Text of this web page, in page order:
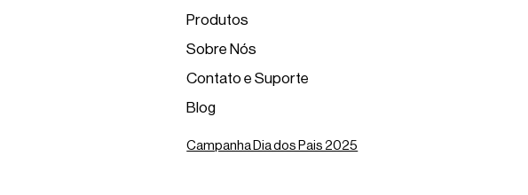
Produtos
Sobre Nós
Contato e Suporte
Blog
Campanha Dia dos Pais 2025